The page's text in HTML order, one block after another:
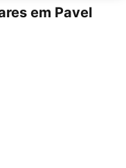
em Pavel